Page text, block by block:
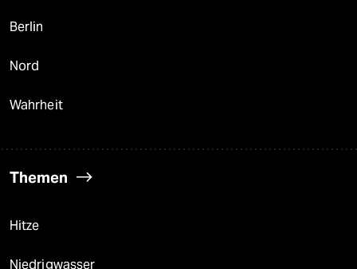
Berlin
Nord
Wahrheit
Themen
Hitze
Niedrigwasser